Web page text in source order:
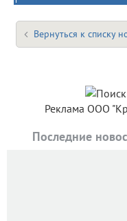
Вернуться к списку
Реклама ООО
Последние